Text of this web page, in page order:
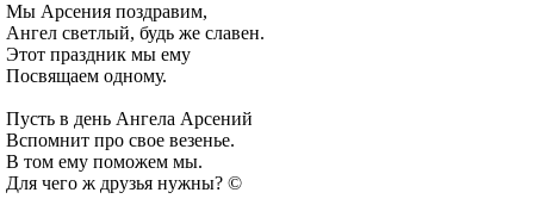
Мы Арсения поздравим,
Ангел светлый, будь же славен.
Этот праздник мы ему
Посвящаем одному.
Пусть в день Ангела Арсений
Вспомнит про свое везенье.
В том ему поможем мы.
Для чего ж друзья нужны? ©